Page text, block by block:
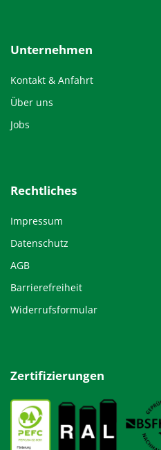
Unternehmen
Kontakt & Anfahrt
Über uns
Jobs
Rechtliches
Impressum
Datenschutz
AGB
Barrierefreiheit
Widerrufsformular
Zertifizierungen